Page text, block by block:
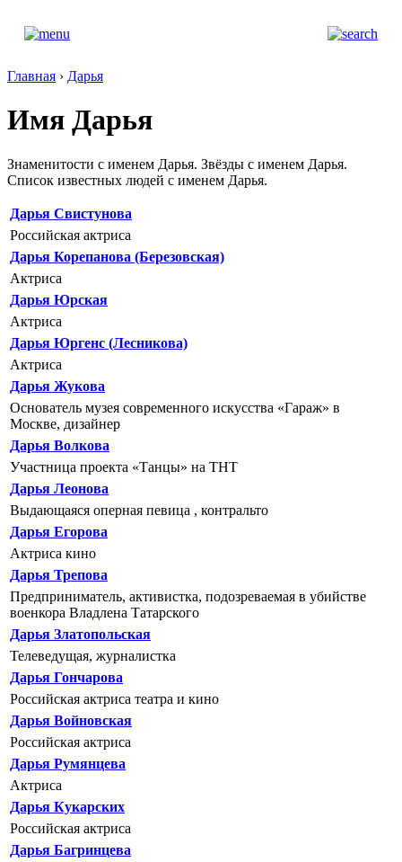
Главная › Дарья
Имя Дарья
Знаменитости с именем Дарья. Звёзды с именем Дарья.
Список известных людей с именем Дарья.
Дарья Свистунова
Российская актриса
Дарья Корепанова (Березовская)
Актриса
Дарья Юрская
Актриса
Дарья Юргенс (Лесникова)
Актриса
Дарья Жукова
Основатель музея современного искусства «Гараж» в
Москве, дизайнер
Дарья Волкова
Участница проекта «Танцы» на ТНТ
Дарья Леонова
Выдающаяся оперная певица , контральто
Дарья Егорова
Актриса кино
Дарья Трепова
Предприниматель, активистка, подозреваемая в убийстве
военкора Владлена Татарского
Дарья Златопольская
Телеведущая, журналистка
Дарья Гончарова
Российская актриса театра и кино
Дарья Войновская
Российская актриса
Дарья Румянцева
Актриса
Дарья Кукарских
Российская актриса
Дарья Багринцева